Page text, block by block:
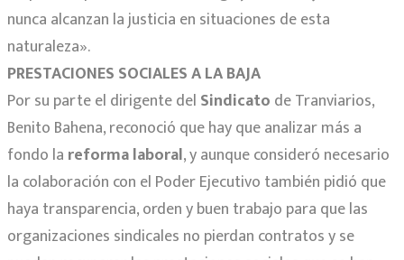
nunca alcanzan la justicia en situaciones de esta
naturaleza».
PRESTACIONES SOCIALES A LA BAJA
Por su parte el dirigente del Sindicato de Tranviarios,
Benito Bahena, reconoció que hay que analizar más a
fondo la reforma laboral, y aunque consideró necesario
la colaboración con el Poder Ejecutivo también pidió que
haya transparencia, orden y buen trabajo para que las
organizaciones sindicales no pierdan contratos y se